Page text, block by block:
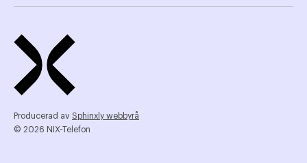
Producerad av Sphinxly webbyrå
© 2026 NIX-Telefon